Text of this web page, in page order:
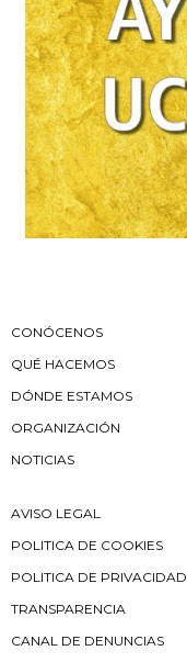
CONÓCENOS
QUÉ HACEMOS
DÓNDE ESTAMOS
ORGANIZACIÓN
NOTICIAS
AVISO LEGAL
POLITICA DE COOKIES
POLITICA DE PRIVACIDAD
TRANSPARENCIA
CANAL DE DENUNCIAS